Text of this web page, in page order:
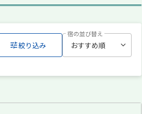
絞り込み
宿の並び替え